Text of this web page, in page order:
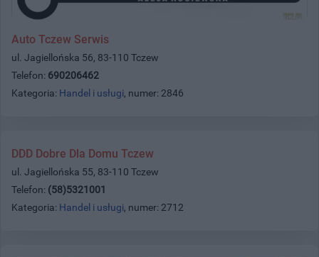
Auto Tczew Serwis
ul. Jagiellońska 56, 83-110 Tczew
Telefon: 690206462
Kategoria: Handel i usługi, numer: 2846
DDD Dobre Dla Domu Tczew
ul. Jagiellońska 55, 83-110 Tczew
Telefon: (58)5321001
Kategoria: Handel i usługi, numer: 2712